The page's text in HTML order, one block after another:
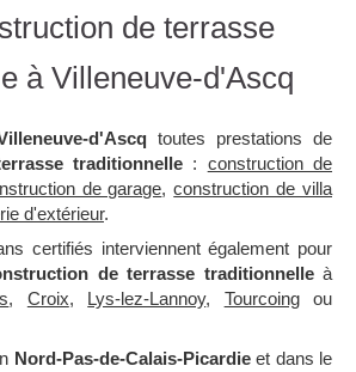
de terrasse
à Villeneuve-d'Ascq
d'Ascqtoutes prestations de
traditionnelle : construction de
de garage,construction de villa
d'extérieur.
certifiés interviennent également pour
de terrasse traditionnelleà
, Croix, Lys-lez-Lannoy, Tourcoingou
Nord-Pas-de-Calais-Picardieet dans le